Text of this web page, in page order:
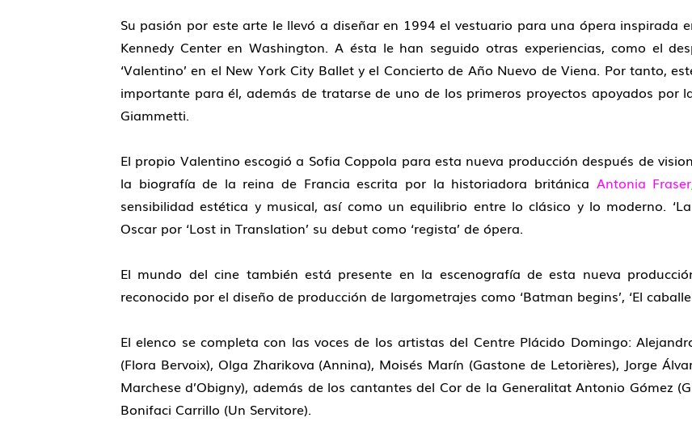
Su pasión por este arte le llevó a diseñar en 1994 el vestuario para una ópera inspirada
Kennedy Center en Washington. A ésta le han seguido otras experiencias, como el
‘Valentino’ en el New York City Ballet y el Concierto de Año Nuevo de Viena. Por tanto,
importante para él, además de tratarse de uno de los primeros proyectos apoyados por
Giammetti.
El propio Valentino escogió a Sofia Coppola para esta nueva producción después de
la biografía de la reina de Francia escrita por la historiadora británica Antonia Fraser
sensibilidad estética y musical, así como un equilibrio entre lo clásico y lo moderno.
Oscar por ‘Lost in Translation’ su debut como ‘regista’ de ópera.
El mundo del cine también está presente en la escenografía de esta nueva
reconocido por el diseño de producción de largometrajes como ‘Batman begins’, ‘El
El elenco se completa con las voces de los artistas del Centre Plácido Domingo:
(Flora Bervoix), Olga Zharikova (Annina), Moisés Marín (Gastone de Letorières), Jorge
Marchese d’Obigny), además de los cantantes del Cor de la Generalitat Antonio Gómez
Bonifaci Carrillo (Un Servitore).